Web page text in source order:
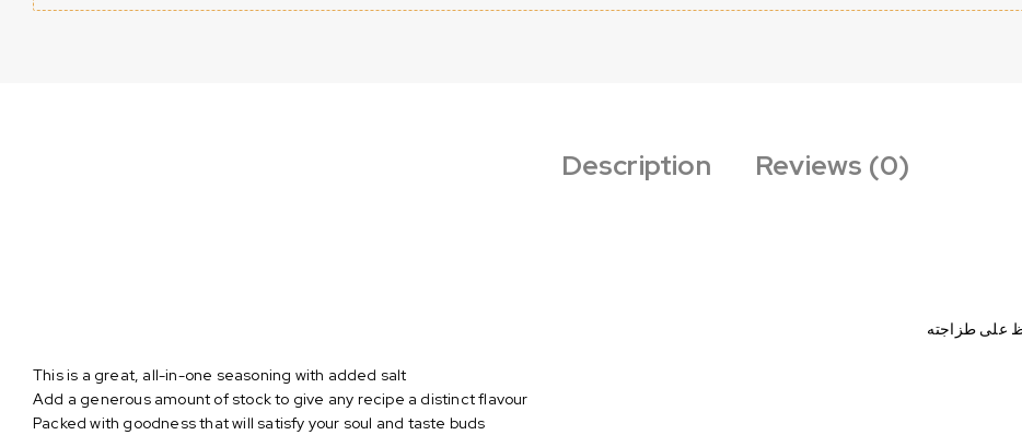
Description Reviews (0)
This is a great, all-in-one seasoning with added salt
Add a generous amount of stock to give any recipe a distinct flavour
Packed with goodness that will satisfy your soul and taste buds